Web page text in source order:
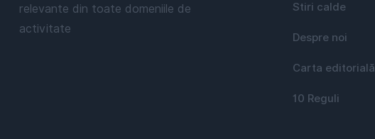
relevante din toate domeniile de
activitate
Stiri calde
Despre noi
Carta editorială
10 Reguli